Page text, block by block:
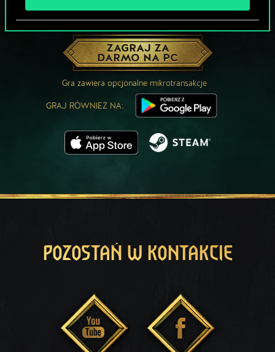
MOŻE PARTYJKA W GWINTA?
ZAGRAJ ZA
DARMO NA PC
Gra zawiera opcjonalne mikrotransakcje
GRAJ RÓWNIEŻ NA:
POZOSTAŃ W KONTAKCIE